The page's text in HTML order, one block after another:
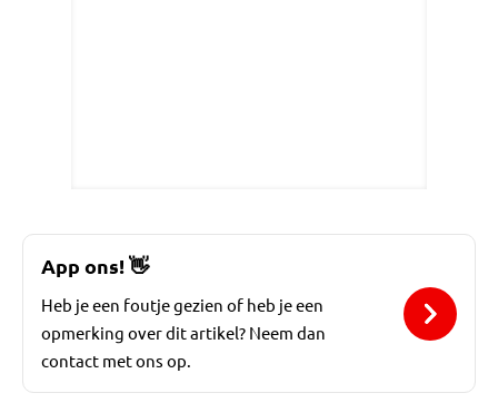
App ons!👋
Heb je een foutje gezien of heb je een
opmerking over dit artikel? Neem dan
contact met ons op.